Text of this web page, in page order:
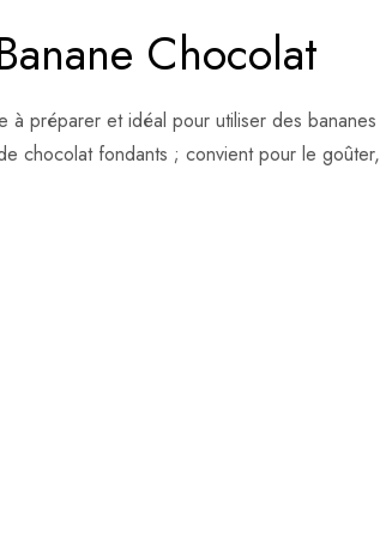
Chocolat
à préparer et idéal pour utiliser des bananes
chocolat fondants ; convient pour le goûter,